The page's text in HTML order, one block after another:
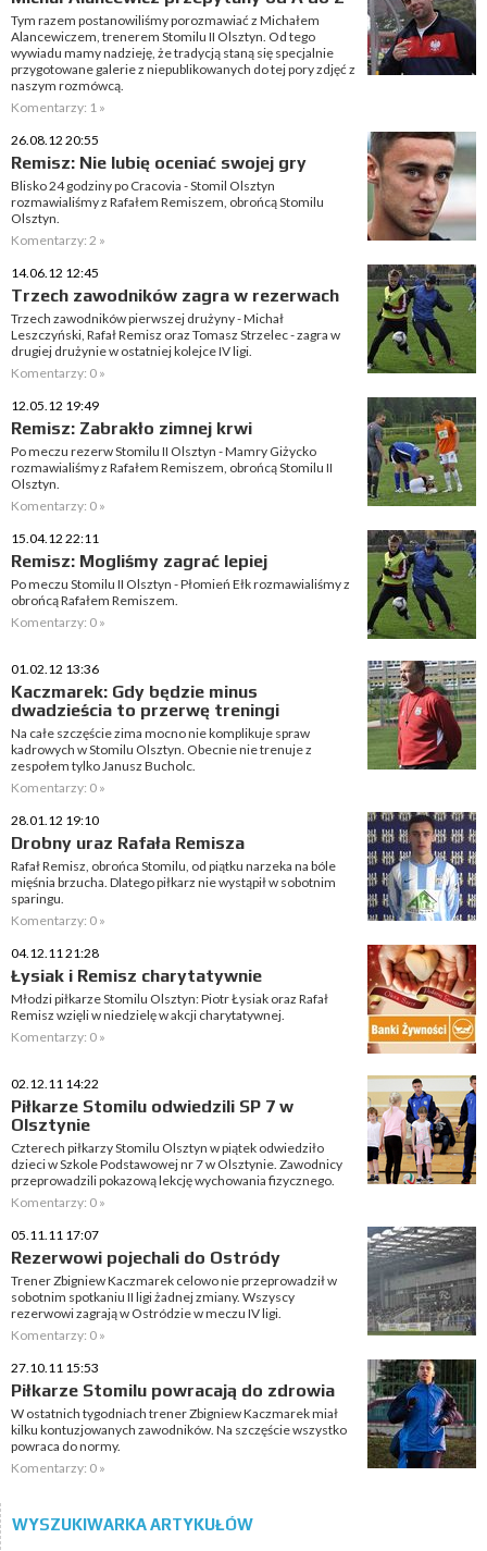
Tym razem postanowiliśmy porozmawiać z Michałem
Alancewiczem, trenerem Stomilu II Olsztyn. Od tego
wywiadu mamy nadzieję, że tradycją staną się specjalnie
przygotowane galerie z niepublikowanych do tej pory zdjęć z
naszym rozmówcą.
Komentarzy: 1 »
26.08.12 20:55
Remisz: Nie lubię oceniać swojej gry
Blisko 24 godziny po Cracovia - Stomil Olsztyn
rozmawialiśmy z Rafałem Remiszem, obrońcą Stomilu
Olsztyn.
Komentarzy: 2 »
14.06.12 12:45
Trzech zawodników zagra w rezerwach
Trzech zawodników pierwszej drużyny - Michał
Leszczyński, Rafał Remisz oraz Tomasz Strzelec - zagra w
drugiej drużynie w ostatniej kolejce IV ligi.
Komentarzy: 0 »
12.05.12 19:49
Remisz: Zabrakło zimnej krwi
Po meczu rezerw Stomilu II Olsztyn - Mamry Giżycko
rozmawialiśmy z Rafałem Remiszem, obrońcą Stomilu II
Olsztyn.
Komentarzy: 0 »
15.04.12 22:11
Remisz: Mogliśmy zagrać lepiej
Po meczu Stomilu II Olsztyn - Płomień Ełk rozmawialiśmy z
obrońcą Rafałem Remiszem.
Komentarzy: 0 »
01.02.12 13:36
Kaczmarek: Gdy będzie minus
dwadzieścia to przerwę treningi
Na całe szczęście zima mocno nie komplikuje spraw
kadrowych w Stomilu Olsztyn. Obecnie nie trenuje z
zespołem tylko Janusz Bucholc.
Komentarzy: 0 »
28.01.12 19:10
Drobny uraz Rafała Remisza
Rafał Remisz, obrońca Stomilu, od piątku narzeka na bóle
mięśnia brzucha. Dlatego piłkarz nie wystąpił w sobotnim
sparingu.
Komentarzy: 0 »
04.12.11 21:28
Łysiak i Remisz charytatywnie
Młodzi piłkarze Stomilu Olsztyn: Piotr Łysiak oraz Rafał
Remisz wzięli w niedzielę w akcji charytatywnej.
Komentarzy: 0 »
02.12.11 14:22
Piłkarze Stomilu odwiedzili SP 7 w
Olsztynie
Czterech piłkarzy Stomilu Olsztyn w piątek odwiedziło
dzieci w Szkole Podstawowej nr 7 w Olsztynie. Zawodnicy
przeprowadzili pokazową lekcję wychowania fizycznego.
Komentarzy: 0 »
05.11.11 17:07
Rezerwowi pojechali do Ostródy
Trener Zbigniew Kaczmarek celowo nie przeprowadził w
sobotnim spotkaniu II ligi żadnej zmiany. Wszyscy
rezerwowi zagrają w Ostródzie w meczu IV ligi.
Komentarzy: 0 »
27.10.11 15:53
Piłkarze Stomilu powracają do zdrowia
W ostatnich tygodniach trener Zbigniew Kaczmarek miał
kilku kontuzjowanych zawodników. Na szczęście wszystko
powraca do normy.
Komentarzy: 0 »
WYSZUKIWARKA ARTYKUŁÓW